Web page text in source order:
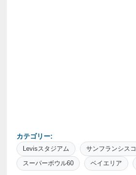
カテゴリー:
Levisスタジアム
サンフランシスコ
スーパーボウル60
ベイエリア